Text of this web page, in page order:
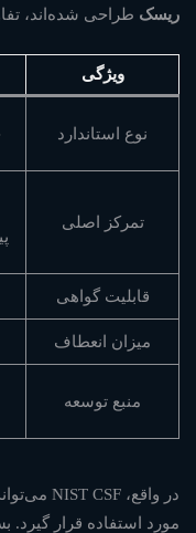
ریسک طراحی شده‌اند،
ویژگی
نوع استاندارد
تمرکز اصلی
قابلیت گواهی
میزان انعطاف
منبع توسعه
در واقع، NIST CSF می‌تواند به‌عنوان